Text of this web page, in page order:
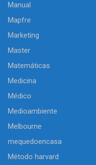
Manual
Mapfre
Marketing
Master
Matemáticas
Medicina
Médico
Medioambiente
Melbourne
mequedoencasa
Método harvard